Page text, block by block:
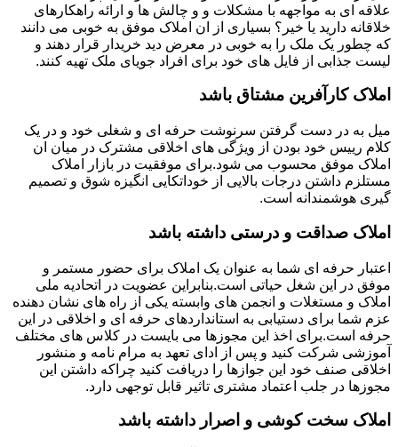
علاقه ای به مواجهه با مشکلات و و چالش ها و ارائه راهکارهای
خلاقانه دارید یا خیر؟ بسیاری از ان املاک موفق به خوبی می دانند
که چطور یک ملک را به خوبی در معرض دید خریدار قرار دهند و
لیست جذابی از فایل های خود برای افراد جویای ملک تهیه کنند.
املاک کارآفرین مشتاق باشد
میل به در دست گرفتن سرنوشت حرفه ای و شغلی خود و در یک
کلام رییس خود بودن از ویژگی های اخلاقی مشترک در میان ان
املاک موفق محسوب می شود.برای موفقیت در بازار املاک
مستلزم داشتن درجات بالایی از خوداتکایی انگیزه شوق و تصمیم
گیری هوشمندانه است.
املاک صداقت و درستی داشته باشد
اعتبار حرفه ای شما به عنوان یک املاک برای حضور مستمر و
موفق در این شغل حیاتی است.بنابراین عضویت در اتحادیه ملی
املاک و مستغلات و انجمن های وابسته یکی از راه های نشان دهنده
عزم شما برای دستیابی به استانداردهای حرفه ای و اخلاقی در این
حرفه است.برای اخذ این مجوزها می بایست در کلاس های مختلف
آموزشی شرکت کنید و پس از ادای تعهد به مرام نامه و منشور
اخلاقی صنف خود این جوازها را دریافت کنید چراکه داشتن این
مجوزها در جلب اعتماد مشتری تاثیر قابل توجهی دارد.
املاک سخت کوشی و اصرار داشته باشد